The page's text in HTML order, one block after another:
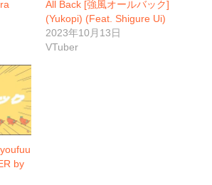
All Back [強風オールバック]
(Yukopi) (Feat. Shigure Ui)
2023年10月13日
VTuber
by